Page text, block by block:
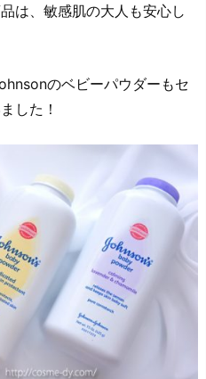
は、敏感肌の大人も安心し
のベビーパウダーもセ
した！